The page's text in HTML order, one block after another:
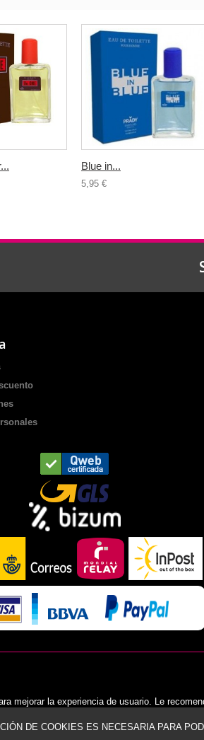
Blue in...
5,95 €
mejorar la experiencia de usuario. Le
DE COOKIES ES NECESARIA PARA